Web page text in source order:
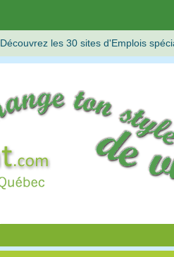
Découvrez les 30 sites d'Emplois